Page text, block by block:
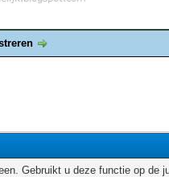
Gebruikt u deze functie op de